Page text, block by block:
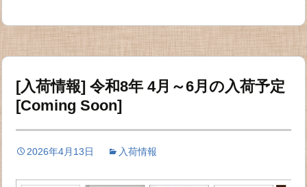
[入荷情報] 令和8年 4月～6月の入荷予定
[Coming Soon]
2026年4月13日 入荷情報